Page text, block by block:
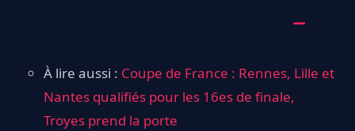
À lire aussi : Coupe de France : Rennes, Lille et
Nantes qualifiés pour les 16es de finale,
Troyes prend la porte